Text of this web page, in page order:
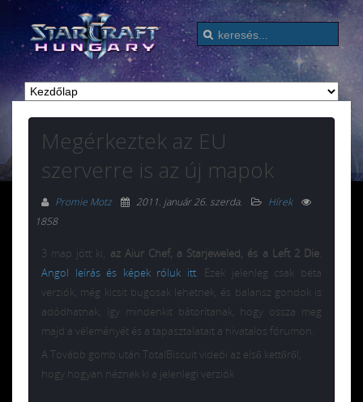
Megérkeztek az EU
szerverre is az új mapok
Promie Motz 2011. január 26. szerda.
Hírek
1858
3 map jött ki, az Aiur Chef, a Starjeweled, és a Left 2 Die.
Angol leírás és képek róluk itt. Ezek jelenleg csak béta
verziók, még kicsit bugosak lehetnek, és balansz gondok is
adódhatnak, így mindenkit bátorítanak, hogy ossza meg
majd a véleményét és a tapasztalatait a hivatalos fórumon.
A Tovább gomb után TotalBiscuit videói az első kettőről,
hogy hogyan néznek ki a jelenlegi verziók